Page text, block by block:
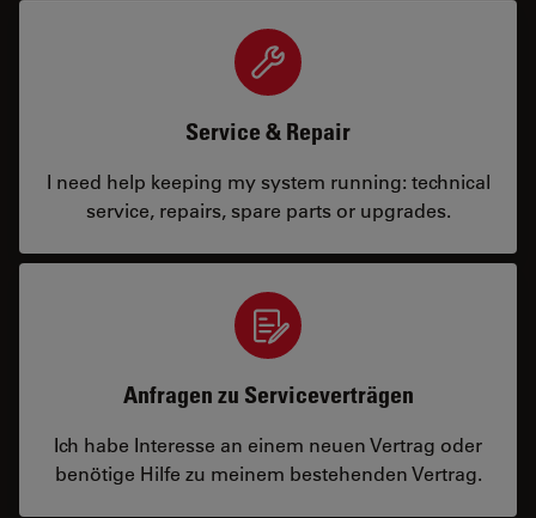
Service & Repair
I need help keeping my system running: technical
service, repairs, spare parts or upgrades.
Anfragen zu Serviceverträgen
Ich habe Interesse an einem neuen Vertrag oder
benötige Hilfe zu meinem bestehenden Vertrag.